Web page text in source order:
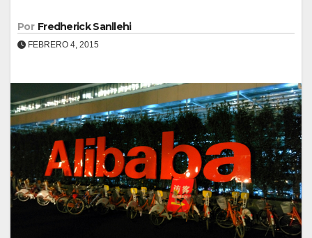
Por Fredherick Sanllehi
FEBRERO 4, 2015